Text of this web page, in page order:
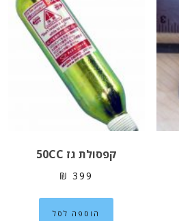
סוגים.
ניתן
קפסולת גז 50CC
₪ 399
הוספה לסל